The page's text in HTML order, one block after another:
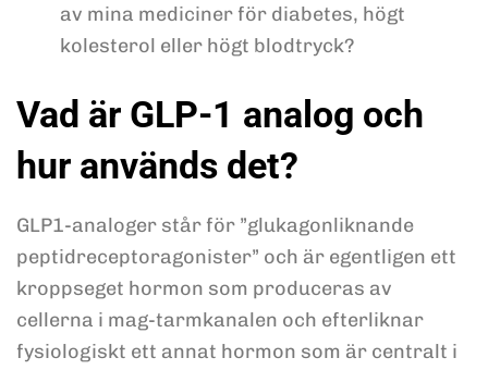
av mina mediciner för diabetes, högt
kolesterol eller högt blodtryck?
Vad är GLP-1 analog och
hur används det?
GLP1-analoger står för ”glukagonliknande
peptidreceptoragonister” och är egentligen ett
kroppseget hormon som produceras av
cellerna i mag-tarmkanalen och efterliknar
fysiologiskt ett annat hormon som är centralt i